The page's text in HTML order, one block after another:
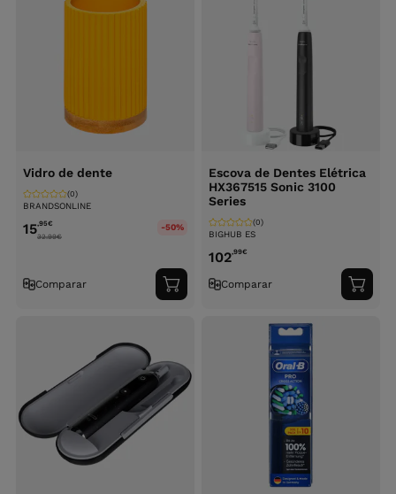
Vidro de dente
BRANDSONLINE
(0)
15,95€
32.99€
-50%
Comparar
Adicionar
ao
Escova de Dentes Elétrica
HX367515 Sonic 3100
Series
BIGHUB ES
(0)
102,99€
Comparar
ao